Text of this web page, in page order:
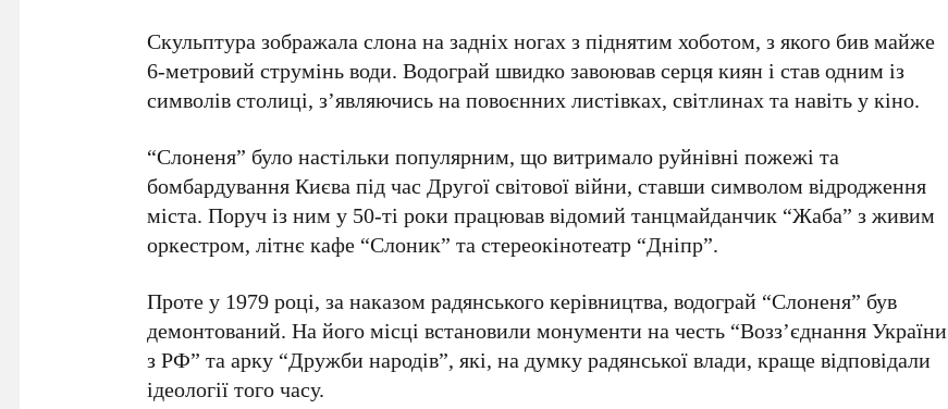
Скульптура зображала слона на задніх ногах з піднятим хоботом, з якого бив майже
6-метровийструмінь води. Водограй швидко завоював серця киян і став одним із
символів столиці, з’являючись на повоєнних листівках, світлинах та навіть у кіно.
“Слоненя” було настільки популярним, що витримало руйнівні пожежі та
бомбардування Києва під час Другої світової війни, ставши символом відродження
міста. Поруч із ним у 50-ті рокипрацював відомий танцмайданчик “Жаба” з живим
оркестром, літнє кафе “Слоник” та стереокінотеатр “Дніпр”.
Проте у 1979 році, за наказом радянського керівництва, водограй “Слоненя” був
демонтований. На його місці встановили монументи на честь “Возз’єднання України
з РФ” та арку “Дружби народів”, які, на думку радянської влади, краще відповідали
ідеології того часу.